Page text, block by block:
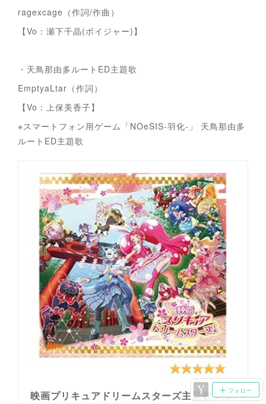
ragexcage（作詞/作曲）
【Vo：瀬下千晶(ボイジャー)】
・天鳥那由多ルートED主題歌
EmptyaLtar（作詞）
【Vo：上保美香子】
※スマートフォン用ゲーム「NOeSIS-羽化-」 天鳥那由多
ルートED主題歌
映画プリキュアドリームスターズ主題歌シングルフォロー